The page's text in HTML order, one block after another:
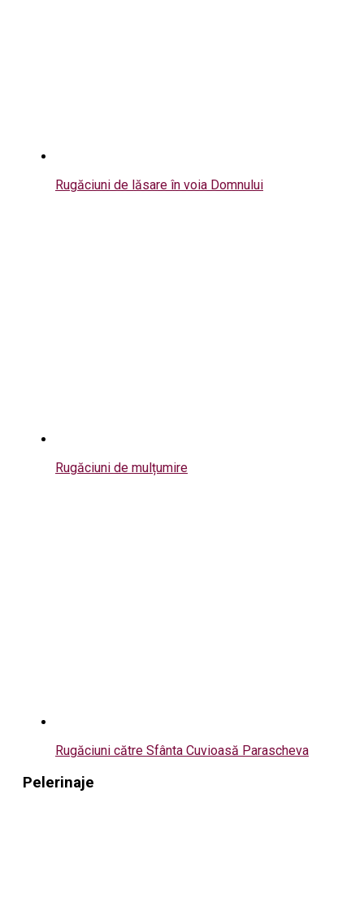
Rugăciuni de lăsare în voia Domnului
Rugăciuni de mulțumire
Rugăciuni către Sfânta Cuvioasă Parascheva
Pelerinaje